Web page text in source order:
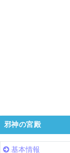
邪神の宮殿
基本情報